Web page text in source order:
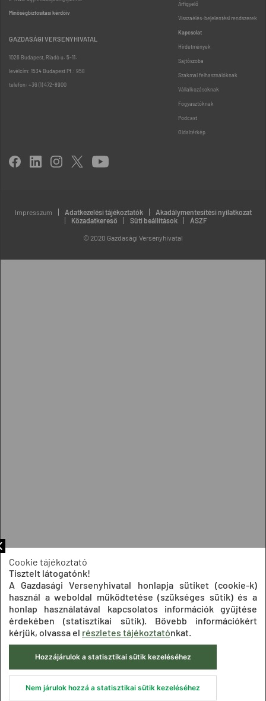
Minőségbiztosítási kérdőív
GAZDASÁGI VERSENYHIVATAL
1026 Budapest, Riadó u. 5-11.
levélcím: 1534 Budapest Pf.: 958
telefon: +36 (1) 472-8900
Árfigyelő
Visszaélés-bejelentési rendszerek
Kapcsolat
Hirdetmények
Sajtószoba
Szakmai felhasználóknak
Vállalkozásoknak
Fogyasztóknak
Podcast
Oldaltérkép
Impresszum Adatkezelési tájékoztatók
Akadálymentesítési nyilatkozat
Közadatkereső
Süti beállítások ÁSZF
© 2020 Gazdasági Versenyhivatal
Cookie tájékoztató
Tisztelt látogatónk!
A Gazdasági Versenyhivatal honlapja sütiket (cookie-k)
használ a weboldal működtetése (szükséges sütik) és a
honlap használatával kapcsolatos információk gyűjtése
érdekében (statisztikai sütik). Bővebb információkért
kérjük, olvassa el részletes tájékoztatónkat.
Hozzájárulok a statisztikai sütik kezeléséhez
Nem járulok hozzá a statisztikai sütik kezeléséhez